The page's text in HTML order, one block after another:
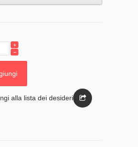
alla lista dei desideri